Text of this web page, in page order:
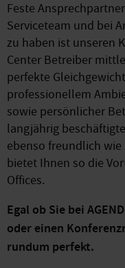
Feste
Serviceteam und bei
zu haben ist unseren
Center Betreiber
perfekte
professionellem
sowie persönlicher
langjährig
ebenso freundlich
bietet Ihnen so die
Offices.
Egal ob Sie bei
oder einen
rundum perfekt.